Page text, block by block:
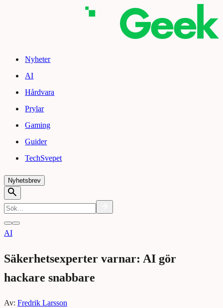
Nyheter
AI
Hårdvara
Prylar
Gaming
Guider
TechSvepet
Nyhetsbrev
AI
Säkerhetsexperter varnar: AI gör
hackare snabbare
Av: Fredrik Larsson